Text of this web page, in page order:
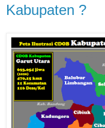
Kabupaten ?